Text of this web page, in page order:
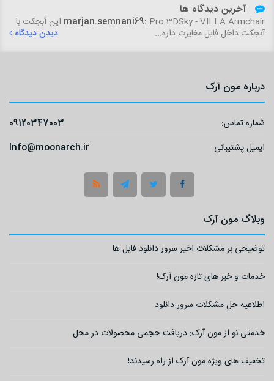
آخرین دیدگاه ها
marjan.semnani69: Pro 3DSky - VILLA Armchair این آبجکت با
آبجکت داخل فایل مغایرت داره... دیدن دیدگاه
woundedtiger1234: درود این نسخه 7 برای مکس 2025 هم جوابه؟...
دیدن دیدگاه
درباره مون آرک
شماره تماس:
09120347003
ایمیل پشتیبانی:
Info@moonarch.ir
وبلاگ مون آرک
توضیحی بر مشکلات اخیر سرور دانلود فایل ها
خدمات و خبر های تازه مون آرک!
اطلاعیه حل مشکلات سرور دانلود
خدمتی نو از مون آرک: دریافت حجمی محصولات در محل
تخفیف های ویژه مون آرک از راه رسیدند!